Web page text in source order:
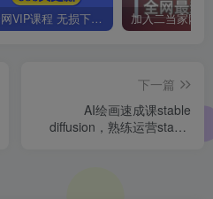
全网VIP课程 无损下载~
下一篇
AI绘画速成课stable
diffusion，​熟练运营stable